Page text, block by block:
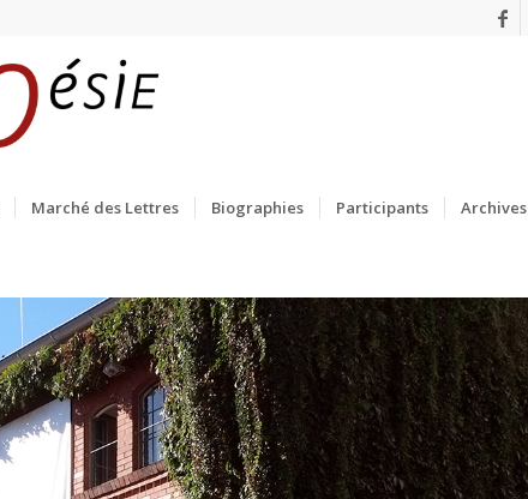
Marché des Lettres Biographies Participants Archives